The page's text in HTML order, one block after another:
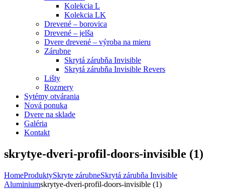
Kolekcia L
Kolekcia LK
Drevené – borovica
Drevené – jelša
Dvere drevené – výroba na mieru
Zárubne
Skrytá zárubňa Invisible
Skrytá zárubňa Invisible Revers
Lišty
Rozmery
Sytémy otvárania
Nová ponuka
Dvere na sklade
Galéria
Kontakt
skrytye-dveri-profil-doors-invisible (1)
HomeProduktySkryte zárubneSkrytá zárubňa Invisible
Aluminiumskrytye-dveri-profil-doors-invisible (1)